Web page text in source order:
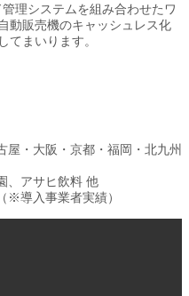
理システムを組み合わせたワ
動販売機のキャッシュレス化
てまいります。
屋・大阪・京都・福岡・北九州
、アサヒ飲料 他
※導入事業者実績）